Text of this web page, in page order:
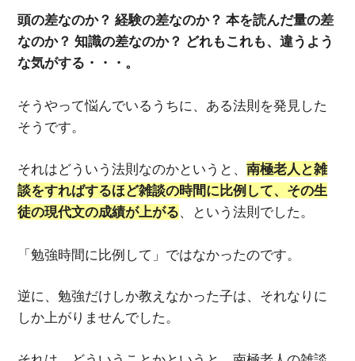
頭の差なのか？ 経験の差なのか？ 本を読んだ量の差
なのか？ 知識の差なのか？ どれもこれも、違うよう
な気がする・・・。
そうやって悩んでいるうちに、ある法則を発見した
そうです。
それはどういう法則なのかというと、南極老人と雑
談をすればするほど雑談の時間に比例して、その生
徒の現代文の成績が上がる、という法則でした。
「勉強時間に比例して」ではなかったのです。
逆に、勉強だけしか教えなかった子は、それなりに
しか上がりませんでした。